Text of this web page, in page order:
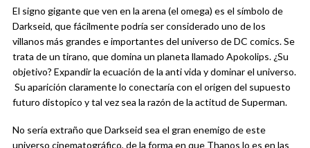
El signo gigante que ven en la arena (el omega) es el símbolo de
Darkseid, que fácilmente podría ser considerado uno de los
villanos más grandes e importantes del universo de DC comics. Se
trata de un tirano, que domina un planeta llamado Apokolips. ¿Su
objetivo? Expandir la ecuación de la anti vida y dominar el universo.
Su aparición claramente lo conectaría con el origen del supuesto
futuro distopico y tal vez sea la razón de la actitud de Superman.
No sería extraño que Darkseid sea el gran enemigo de este
universo cinematográfico, de la forma en que Thanos lo es en las